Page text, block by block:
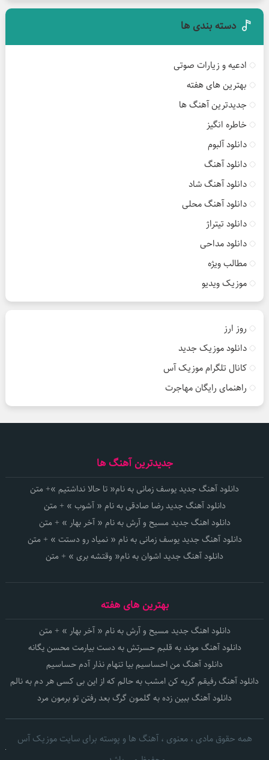
دسته بندی ها
ادعیه و زیارات صوتی
بهترین های هفته
جدیدترین آهنگ ها
خاطره انگیز
دانلود آلبوم
دانلود آهنگ
دانلود آهنگ شاد
دانلود آهنگ محلی
دانلود تیتراژ
دانلود مداحی
مطالب ویژه
موزیک ویدیو
روز ارز
دانلود موزیک جدید
کانال تلگرام موزیک آس
راهنمای رایگان مهاجرت
جدیدترین آهنگ ها
دانلود آهنگ جدید یوسف زمانی به نام« تا حالا نداشتیم »+ متن
دانلود آهنگ جدید رضا صادقی به نام « آشوب » + متن
دانلود اهنگ جدید مسیح و آرش به نام « آخر بهار » + متن
دانلود آهنگ جدید یوسف زمانی به نام « نمیاد رو دستت » + متن
دانلود آهنگ جدید اشوان به نام« وقتشه بری » + متن
بهترین های هفته
دانلود اهنگ جدید مسیح و آرش به نام « آخر بهار » + متن
دانلود آهنگ موند به قلبم حسرتش به دست بیارمت محسن یگانه
دانلود آهنگ من احساسیم بیا تنهام نذار آدم حساسیم
دانلود آهنگ رفیقم گریه کن امشب به حالم که از این بی کسی هر دم به نالم
دانلود آهنگ ببین زده به گلمون گرگ بعد رفتن تو برمون مرد
همه حقوق مادی ، معنوی ، آهنگ ها و پوسته برای سایت موزیک آس